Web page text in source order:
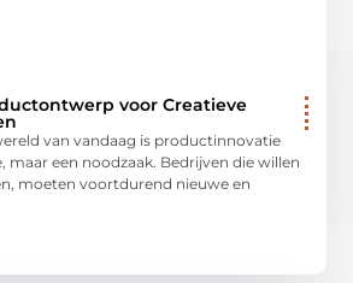
voor Creatieve
van vandaag is productinnovatie
maar een noodzaak. Bedrijven die willen
moeten voortdurend nieuwe en